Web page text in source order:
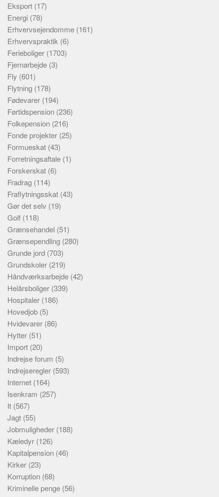
Eksport (17)
Energi (78)
Erhvervsejendomme (161)
Erhvervspraktik (6)
Ferieboliger (1703)
Fjernarbejde (3)
Fly (601)
Flytning (178)
Fødevarer (194)
Førtidspension (236)
Folkepension (216)
Fonde projekter (25)
Formueskat (43)
Forretningsaftale (1)
Forskerskat (6)
Fradrag (114)
Fraflytningsskat (43)
Gør det selv (19)
Golf (118)
Grænsehandel (51)
Grænsependling (280)
Grunde jord (703)
Grundskoler (219)
Håndværksarbejde (42)
Helårsboliger (339)
Hospitaler (186)
Hovedjob (5)
Hvidevarer (86)
Hytter (51)
Import (20)
Indrejse forum (5)
Indrejseregler (593)
Internet (164)
Isenkram (257)
It (567)
Jagt (55)
Jobmuligheder (188)
Kæledyr (126)
Kapitalpension (46)
Kirker (23)
Korruption (68)
Kriminelle penge (56)